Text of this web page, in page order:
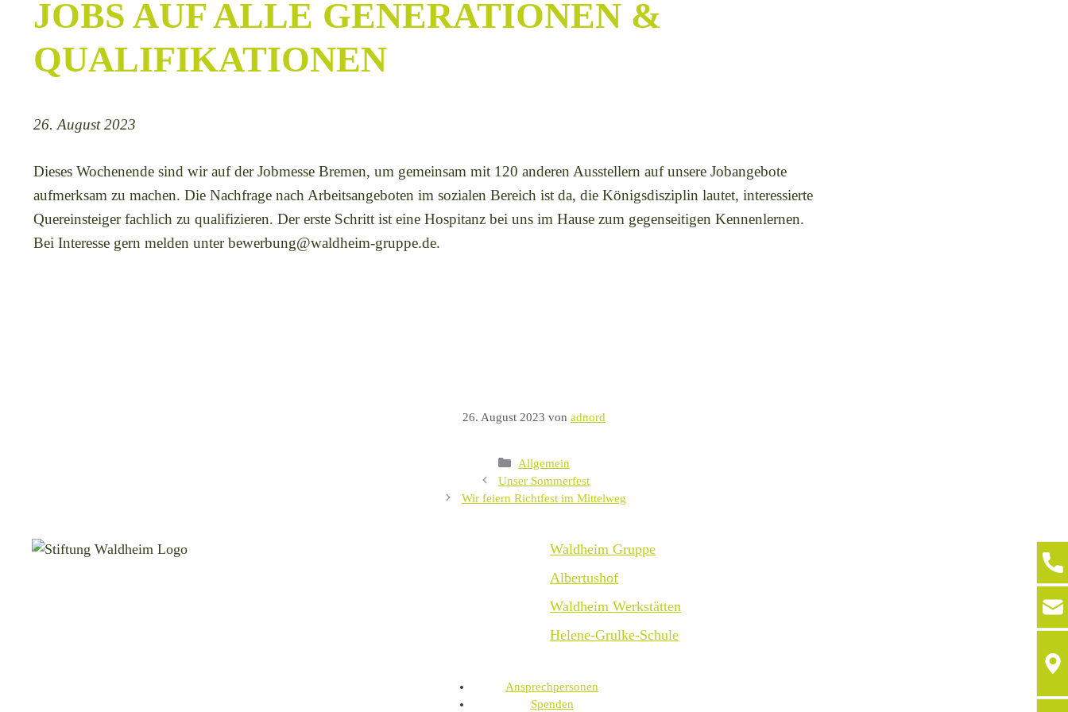
JOBS AUF ALLE GENERATIONEN &
QUALIFIKATIONEN
26. August 2023
Dieses Wochenende sind wir auf der Jobmesse Bremen, um gemeinsam mit 120 anderen Ausstellern auf unsere Jobangebote
aufmerksam zu machen. Die Nachfrage nach Arbeitsangeboten im sozialen Bereich ist da, die Königsdisziplin lautet, interessierte
Quereinsteiger fachlich zu qualifizieren. Der erste Schritt ist eine Hospitanz bei uns im Hause zum gegenseitigen Kennenlernen.
Bei Interesse gern melden unter bewerbung@waldheim-gruppe.de.
26. August 2023 von adnord
Kategorien
Allgemein
Unser Sommerfest
Wir feiern Richtfest im Mittelweg
Waldheim Gruppe
Albertushof
Waldheim Werkstätten
Helene-Grulke-Schule
Ansprechpersonen
Spenden